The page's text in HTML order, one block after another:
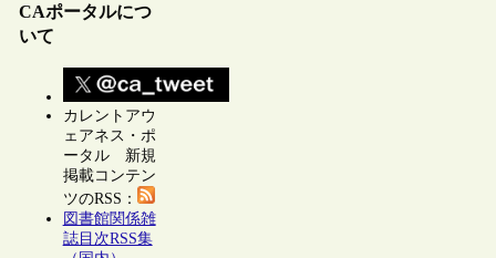
CAポータルにつ
いて
カレントアウ
ェアネス・ポ
ータル 新規
掲載コンテン
ツのRSS：
図書館関係雑
誌目次RSS集